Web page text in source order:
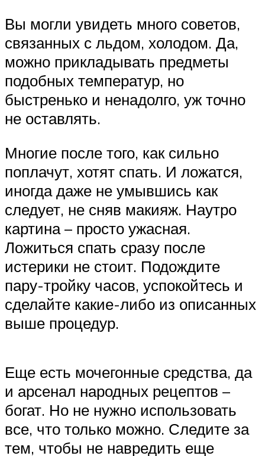
Вы могли увидеть много советов,
связанных с льдом, холодом. Да,
можно прикладывать предметы
подобных температур, но
быстренько и ненадолго, уж точно
не оставлять.
Многие после того, как сильно
поплачут, хотят спать. И ложатся,
иногда даже не умывшись как
следует, не сняв макияж. Наутро
картина – просто ужасная.
Ложиться спать сразу после
истерики не стоит. Подождите
пару-тройку часов, успокойтесь и
сделайте какие-либо из описанных
выше процедур.
Еще есть мочегонные средства, да
и арсенал народных рецептов –
богат. Но не нужно использовать
все, что только можно. Следите за
тем, чтобы не навредить еще